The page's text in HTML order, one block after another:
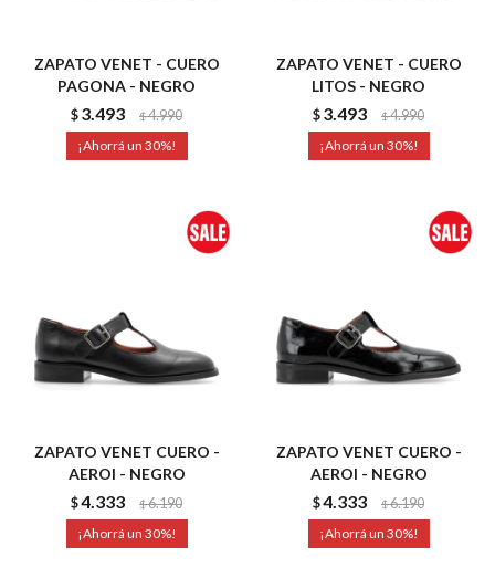
ZAPATO VENET - CUERO
PAGONA - NEGRO
$3.493 $4.990
30
ZAPATO VENET - CUERO
LITOS - NEGRO
$3.493 $4.990
30
ZAPATO VENET CUERO -
AEROI - NEGRO
$4.333 $6.190
30
ZAPATO VENET CUERO -
AEROI - NEGRO
$4.333 $6.190
30